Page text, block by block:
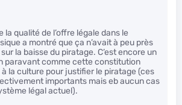
la qualité de l’offre légale dans le
a montré que ça n’avait à peu près
la baisse du piratage. C’est encore un
paravant comme cette constitution
à la culture pour justifier le piratage (ces
importants mais eb aucun cas
légal actuel).